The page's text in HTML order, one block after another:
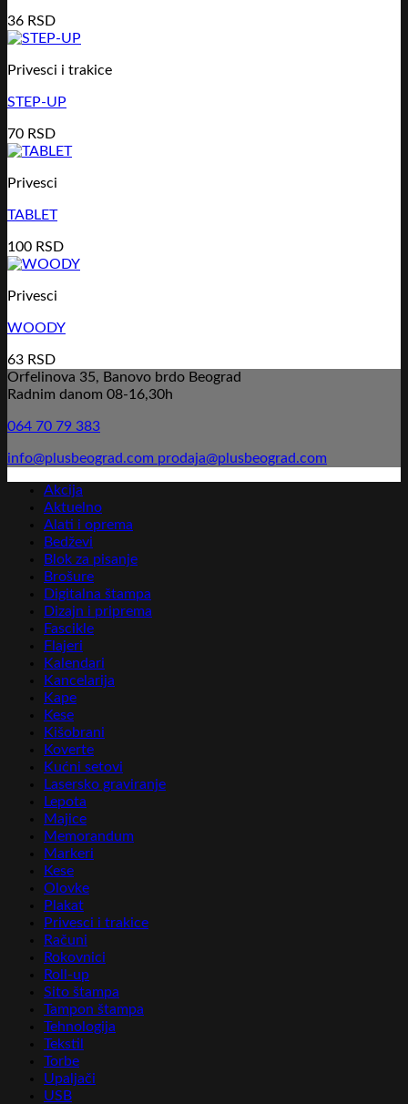
36 RSD
Privesci i trakice
STEP-UP
70 RSD
Privesci
TABLET
100 RSD
Privesci
WOODY
63 RSD
Orfelinova 35, Banovo brdo Beograd
Radnim danom 08-16,30h
064 70 79 383
info@plusbeograd.com prodaja@plusbeograd.com
Akcija
Aktuelno
Alati i oprema
Bedževi
Blok za pisanje
Brošure
Digitalna štampa
Dizajn i priprema
Fascikle
Flajeri
Kalendari
Kancelarija
Kape
Kese
Kišobrani
Koverte
Kućni setovi
Lasersko graviranje
Lepota
Majice
Memorandum
Markeri
Kese
Olovke
Plakat
Privesci i trakice
Računi
Rokovnici
Roll-up
Sito štampa
Tampon štampa
Tehnologija
Tekstil
Torbe
Upaljači
USB